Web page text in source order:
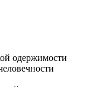
одержимости